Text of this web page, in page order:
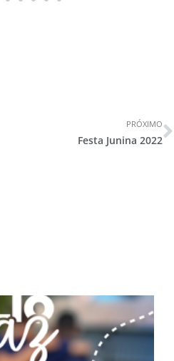
PRÓXIMO
Festa Junina 2022